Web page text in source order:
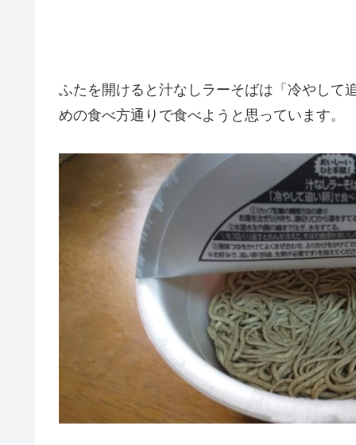
ふたを開けると汁なしラーそばは「冷やして
めの食べ方通りで食べようと思っています。